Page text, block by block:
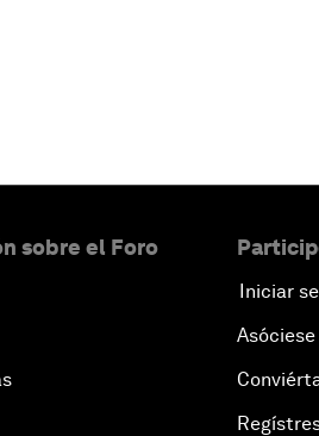
sobre el Foro
Iniciar